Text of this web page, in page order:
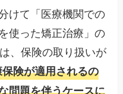
けて「医療機関での
使った矯正治療」の
、保険の取り扱いが
険が適用されるの
問題を伴うケースに